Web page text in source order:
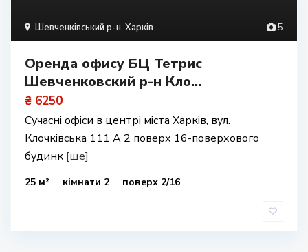
5
Шевченківський р-н, Харків
Оренда офису БЦ Тетрис
Шевченковский р-н Кло...
₴ 6250
Сучасні офіси в центрі міста Харків, вул.
Клочківська 111 А 2 поверх 16-поверхового
будинк [ще]
25 м² кімнати 2 поверх 2/16